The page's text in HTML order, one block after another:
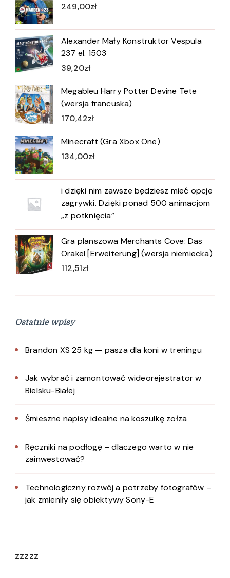
249,00zł
Alexander Mały Konstruktor Vespula
237 el. 1503
39,20zł
Megableu Harry Potter Devine Tete
(wersja francuska)
170,42zł
Minecraft (Gra Xbox One)
134,00zł
i dzięki nim zawsze będziesz mieć opcje
zagrywki. Dzięki ponad 500 animacjom
„z potknięcia”
Gra planszowa Merchants Cove: Das
Orakel [Erweiterung] (wersja niemiecka)
112,51zł
Ostatnie wpisy
Brandon XS 25 kg — pasza dla koni w treningu
Jak wybrać i zamontować wideorejestrator w
Bielsku-Białej
Śmieszne napisy idealne na koszulkę zołza
Ręczniki na podłogę – dlaczego warto w nie
zainwestować?
Technologiczny rozwój a potrzeby fotografów –
jak zmieniły się obiektywy Sony-E
zzzzz